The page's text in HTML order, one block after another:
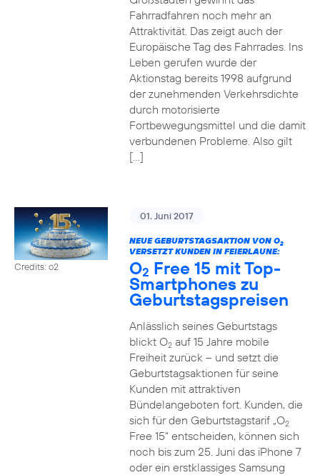
Fahrradfahren noch mehr an
Attraktivität. Das zeigt auch der
Europäische Tag des Fahrrades. Ins
Leben gerufen wurde der
Aktionstag bereits 1998 aufgrund
der zunehmenden Verkehrsdichte
durch motorisierte
Fortbewegungsmittel und die damit
verbundenen Probleme. Also gilt
[…]
Credits: o2
01. Juni 2017
NEUE GEBURTSTAGSAKTION VON O2
VERSETZT KUNDEN IN FEIERLAUNE:
O2 Free 15 mit Top-
Smartphones zu
Geburtstagspreisen
Anlässlich seines Geburtstags
blickt O2auf 15 Jahre mobile
Freiheit zurück – und setzt die
Geburtstagsaktionen für seine
Kunden mit attraktiven
Bündelangeboten fort. Kunden, die
sich für den Geburtstagstarif „O2
Free 15“ entscheiden, können sich
noch bis zum 25. Juni das iPhone 7
oder ein erstklassiges Samsung